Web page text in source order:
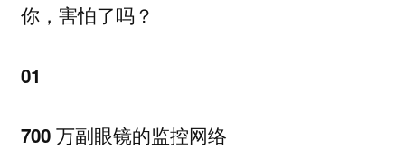
你，害怕了吗？
01
700 万副眼镜的监控网络